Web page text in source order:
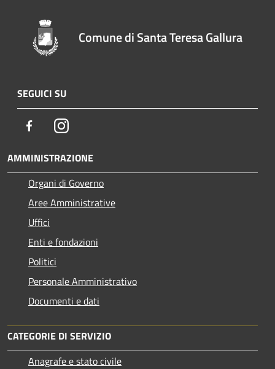
Comune di Santa Teresa Gallura
SEGUICI SU
FacebookInstagram
AMMINISTRAZIONE
Organi di Governo
Aree Amministrative
Uffici
Enti e fondazioni
Politici
Personale Amministrativo
Documenti e dati
CATEGORIE DI SERVIZIO
Anagrafe e stato civile